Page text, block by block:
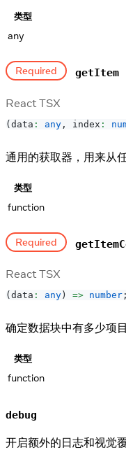
类型
any
Required getItem
React TSX
(data : any , index :
通用的获取器，用来从
类型
function
Required
React TSX
( data : any ) => number ;
确定数据块中有多少项目
类型
function
debug
开启额外的日志和视觉